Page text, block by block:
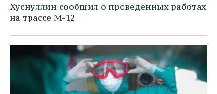
Хуснуллин сообщил о проведенных работах
на трассе М-12